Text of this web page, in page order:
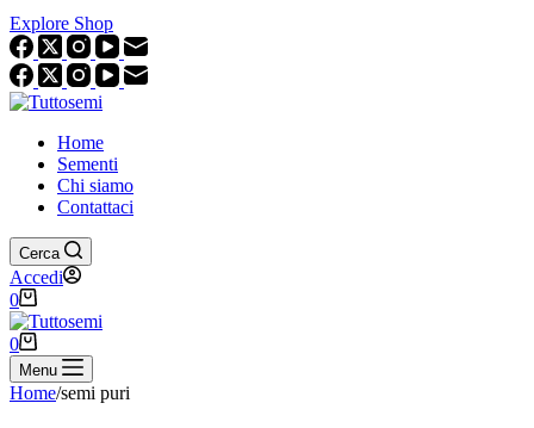
Explore Shop
Home
Sementi
Chi siamo
Contattaci
Cerca
Accedi
Carrello
0
Carrello
0
Menu
Home/semi puri